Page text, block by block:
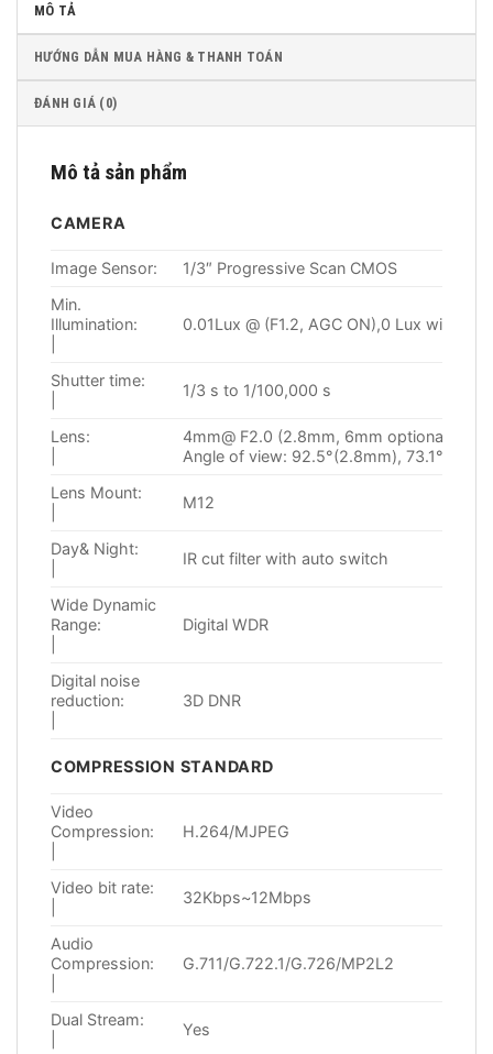
MÔ TẢ
HƯỚNG DẪN MUA HÀNG & THANH TOÁN
ĐÁNH GIÁ (0)
Mô tả sản phẩm
CAMERA
Image Sensor:
1/3″ Progressive Scan CMOS
Min.
Illumination:
0.01Lux @ (F1.2, AGC ON),0 Lux with IR
Shutter time:
1/3 s to 1/100,000 s
Lens:
4mm@ F2.0 (2.8mm, 6mm optional)
Angle of view: 92.5°(2.8mm),
Lens Mount:
M12
Day& Night:
IR cut filter with auto switch
Wide Dynamic
Range:
Digital WDR
Digital noise
reduction:
3D DNR
COMPRESSION STANDARD
Video
Compression:
H.264/MJPEG
Video bit rate:
32Kbps~12Mbps
Audio
Compression:
G.711/G.722.1/G.726/MP2L2
Dual Stream:
Yes